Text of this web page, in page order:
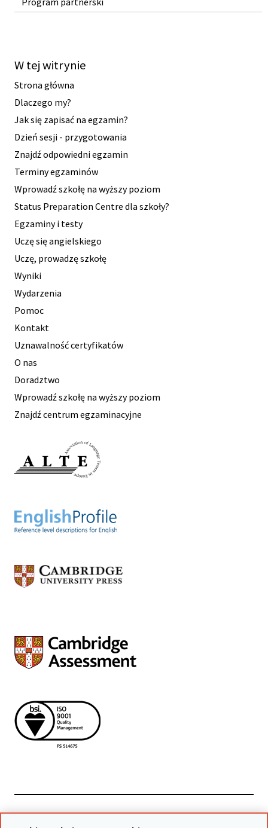
W tej witrynie
Strona główna
Dlaczego my?
Jak się zapisać na egzamin?
Dzień sesji - przygotowania
Znajdź odpowiedni egzamin
Terminy egzaminów
Wprowadź szkołę na wyższy poziom
Status Preparation Centre dla szkoły?
Egzaminy i testy
Uczę się angielskiego
Uczę, prowadzę szkołę
Wyniki
Wydarzenia
Pomoc
Kontakt
Uznawalność certyfikatów
O nas
Doradztwo
Wprowadź szkołę na wyższy poziom
Znajdź centrum egzaminacyjne
Powiązane witryny